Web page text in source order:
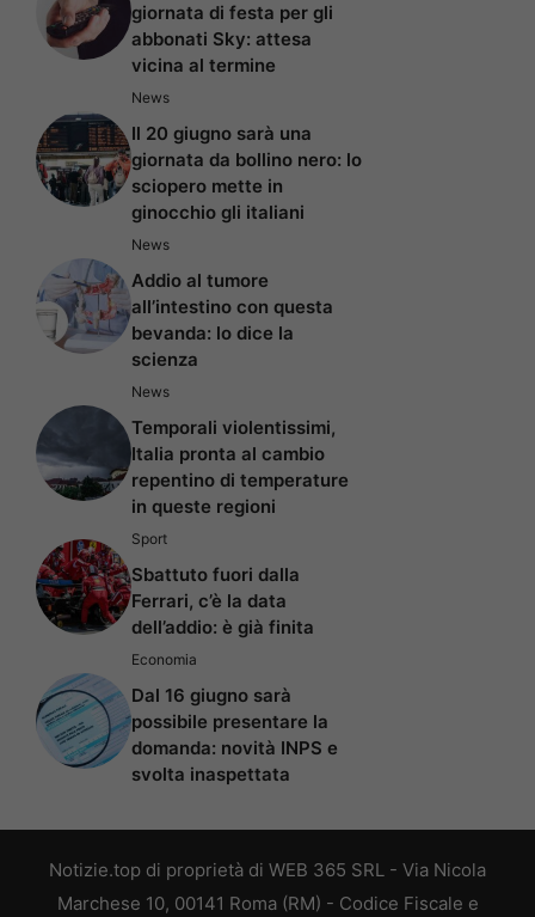
giornata di festa per gli
abbonati Sky: attesa
vicina al termine
News
Il 20 giugno sarà una
giornata da bollino nero: lo
sciopero mette in
ginocchio gli italiani
News
Addio al tumore
all’intestino con questa
bevanda: lo dice la
scienza
News
Temporali violentissimi,
Italia pronta al cambio
repentino di temperature
in queste regioni
Sport
Sbattuto fuori dalla
Ferrari, c’è la data
dell’addio: è già finita
Economia
Dal 16 giugno sarà
possibile presentare la
domanda: novità INPS e
svolta inaspettata
Notizie.top di proprietà di WEB 365 SRL - Via Nicola
Marchese 10, 00141 Roma (RM) - Codice Fiscale e